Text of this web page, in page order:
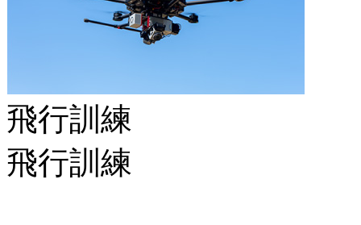
飛行訓練
飛行訓練